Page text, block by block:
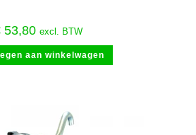
53,80 excl. BTW
aan winkelwagen